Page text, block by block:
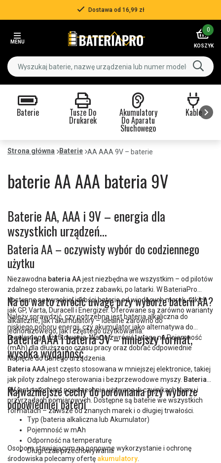
Ponad 500 000 klientów
MENU
0
KOSZYK
Baterie Tusze Do
Drukarek
Akumulatory
Do Aparatu
Słuchowego
Kable
Strona główna Baterie AA AAA 9V – baterie
baterie AA AAA bateria 9V
Baterie AA, AAA i 9V – energia dla
wszystkich urządzeń
Bateria AA – oczywisty wybór do codziennego
użytku
Niezawodna bateria AAjest niezbędna we wszystkim – od pilotów
zdalnego sterowania, przez zabawki, po latarki. W BateriaPro
dostępne są wysokiej jakości baterie od wiodących marek, takich
jak GP, Varta, Duracell i Energizer. Oferowane są zarówno warianty
alkaliczne, jak i akumulatory – idealne zarówno do
jednorazowego, jak i częstego użytkowania.
Na co warto zwrócić uwagę przy wyborze baterii AA?
Należy sprawdzić, czy potrzebna jest bateria alkaliczna do
niskiego poboru energii, czy akumulator jako alternatywa do
regularnego użytkowania. Warto zwrócić uwagę na Pojemność
(mAh) dla dłuższego czasu pracy oraz dobrać odpowiednie
Napięcie do danego urządzenia.
Bateria AAA i bateria 9V – mniejszy format,
wysoka wydajność
Bateria AAAjest często stosowana w mniejszej elektronice, takiej
jak piloty zdalnego sterowania i bezprzewodowe myszy. Bateria
9Vjest natomiast powszechnie używana w czujnikach dymu i
przyrządach pomiarowych. Dostępne są baterie we wszystkich
formatach – zawsze od znanych marek i o długiej trwałości.
Najważniejsze cechy do porównania przy wyborze
odpowiedniej baterii
Typ (bateria alkaliczna lub Akumulator)
Pojemność w mAh
Odporność na temperaturę
Długi czas przechowywania
Osobom stawiającym na ponowne wykorzystanie i ochronę
środowiska polecamy ofertę akumulatory